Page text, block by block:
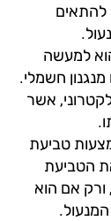
חשמלי.
אשר
טביעת
הוא